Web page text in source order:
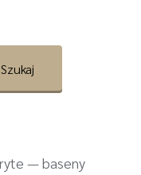
Szukaj
— baseny